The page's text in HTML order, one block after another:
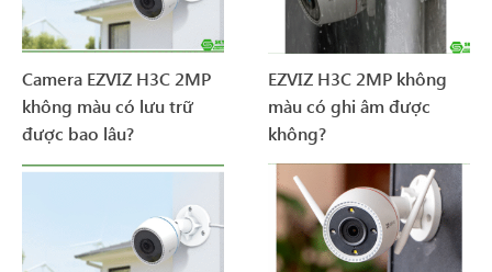
Camera EZVIZ H3C 2MP
không màu có lưu trữ
được bao lâu?
EZVIZ H3C 2MP không
màu có ghi âm được
không?